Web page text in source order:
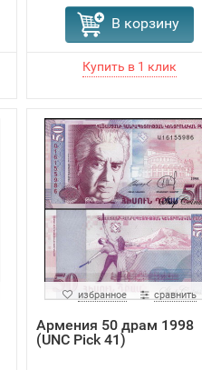
В корзину
избранное сравнить
Армения 50 драм 1998
(UNC Pick 41)